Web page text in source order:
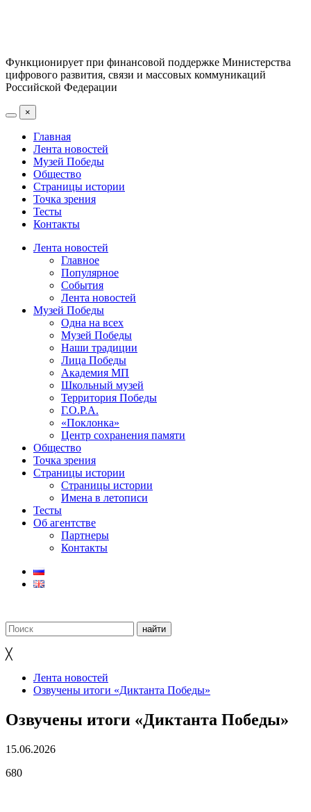
Функционирует при финансовой поддержке Министерства
цифрового развития, связи и массовых коммуникаций
Российской Федерации
×
Главная
Лента новостей
Музей Победы
Общество
Страницы истории
Точка зрения
Тесты
Контакты
Лента новостей
Главное
Популярное
События
Лента новостей
Музей Победы
Одна на всех
Музей Победы
Наши традиции
Лица Победы
Академия МП
Школьный музей
Территория Победы
Г.О.Р.А.
«Поклонка»
Центр сохранения памяти
Общество
Точка зрения
Страницы истории
Страницы истории
Имена в летописи
Тесты
Об агентстве
Партнеры
Контакты
╳
Лента новостей
Озвучены итоги «Диктанта Победы»
Озвучены итоги «Диктанта Победы»
15.06.2026
680